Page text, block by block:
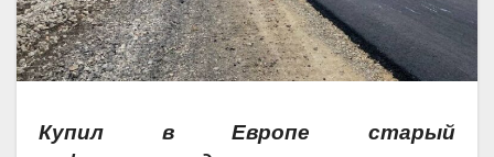
Купил в Европе старый